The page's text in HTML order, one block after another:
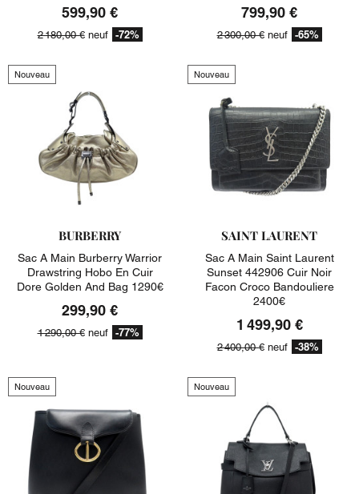
599,90 €
2 180,00 €neuf -72%
799,90 €
2 300,00 €neuf -65%
Nouveau
BURBERRY
Sac A Main Burberry Warrior
Drawstring Hobo En Cuir
Dore Golden And Bag 1290€
299,90 €
1 290,00 €neuf -77%
Nouveau
SAINT LAURENT
Sac A Main Saint Laurent
Sunset 442906 Cuir Noir
Facon Croco Bandouliere
2400€
1 499,90 €
2 400,00 €neuf -38%
Nouveau Nouveau